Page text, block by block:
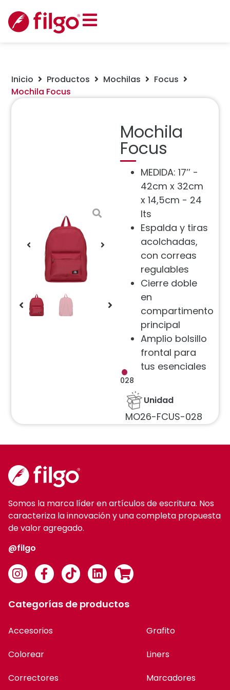
Inicio Productos Mochilas
Focus
Mochila Focus
Mochila
Focus
MEDIDA: 17’’ -
42cm x 32cm
x 14,5cm - 24
lts
Espalda y tiras
acolchadas,
con correas
regulables
Cierre doble
en
compartimento
principal
Amplio bolsillo
frontal para
tus esenciales
028
Unidad
MO26-FCUS-028
Somos la marca líder en artículos de escritura. Nos
caracteriza la innovación y una completa propuesta
de valor agregado.
@filgo
Categorías de productos
Accesorios
Colorear
Correctores
Grafito
Liners
Marcadores